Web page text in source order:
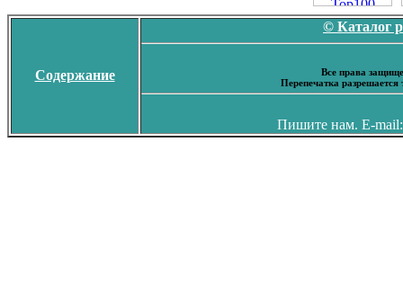
Содержание
© Каталог
Все права
Перепечатка
Пишите нам. E-